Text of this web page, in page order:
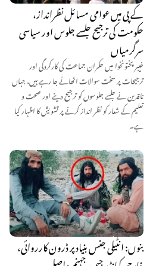
کے پی میں عوامی مسائل نظرانداز،
حکومت کی ترجیح جلسے جلوس اور سیاسی
سرگرمیاں
خیبر پختونخوا میں حکمران جماعت کی کارکردگی اور
ترجیحات پر سخت سوالات اٹھائے جا رہے ہیں، جہاں
ناقدین نے جلسے جلوسوں کو ترجیح دینے اور صحت و
تعلیم کے شعار کو نظر انداز کرنے پر تشویش کا اظہار کیا
ہے۔
بنوں: انٹیلی جنس بنیاد پر ڈرون کارروائی،